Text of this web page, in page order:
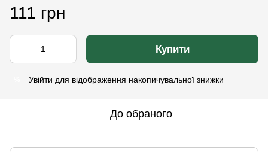
111 грн
Купити
Увійти для відображення накопичувальної знижки
До обраного